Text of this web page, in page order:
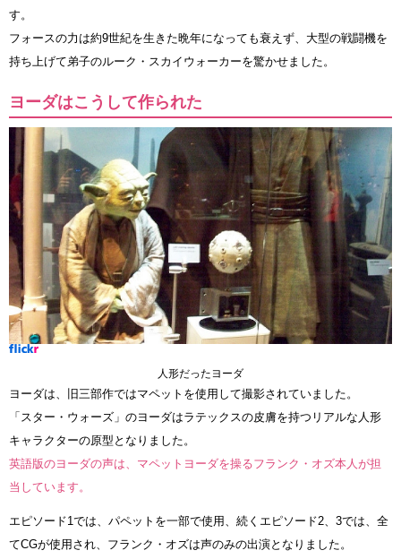
す。
フォースの力は約9世紀を生きた晩年になっても衰えず、大型の戦闘機を
持ち上げて弟子のルーク・スカイウォーカーを驚かせました。
ヨーダはこうして作られた
人形だったヨーダ
ヨーダは、旧三部作ではマペットを使用して撮影されていました。
「スター・ウォーズ」のヨーダはラテックスの皮膚を持つリアルな人形
キャラクターの原型となりました。
英語版のヨーダの声は、マペットヨーダを操るフランク・オズ本人が担
当しています。
エピソード1では、パペットを一部で使用、続くエピソード2、3では、全
てCGが使用され、フランク・オズは声のみの出演となりました。